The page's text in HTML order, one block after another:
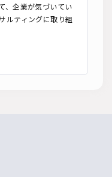
、企業が気づいてい
ルティングに取り組